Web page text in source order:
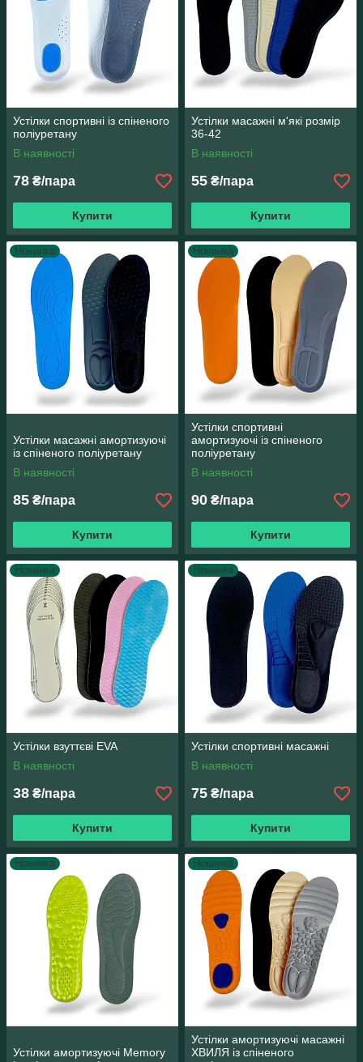
Устілки спортивні із спіненого
поліуретану
В наявності
78 ₴/пара
Купити
Устілки масажні м'які розмір
36-42
В наявності
55 ₴/пара
Купити
Новинка
Устілки масажні амортизуючі
із спіненого поліуретану
В наявності
85 ₴/пара
Купити
Новинка
Устілки спортивні
амортизуючі із спіненого
поліуретану
В наявності
90 ₴/пара
Купити
Новинка
Устілки взуттєві EVA
В наявності
38 ₴/пара
Купити
Новинка
Устілки спортивні масажні
В наявності
75 ₴/пара
Купити
Новинка
Устілки амортизуючі Memory
Новинка
Устілки амортизуючі масажні
ХВИЛЯ із спіненого